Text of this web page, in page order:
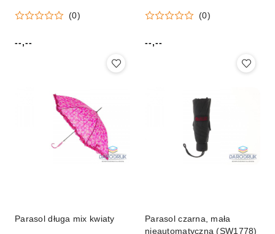
(0)
Cena:
--,--
Adar (555501)(0)
Cena:
--,--
Parasol długa mix kwiaty
Parasol czarna, mała
nieautomatyczna (SW1778)